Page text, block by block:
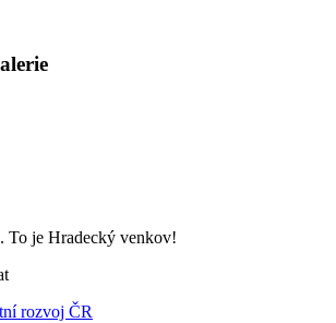
To je Hradecký venkov!
rozvoj ČR